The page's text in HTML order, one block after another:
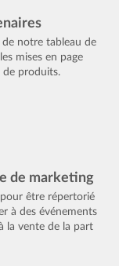
notre tableau de
mises en page
de produits.
de marketing
être répertorié
à des événements
la vente de la part